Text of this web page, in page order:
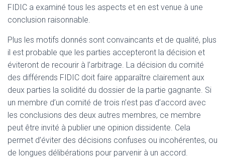
FIDIC a examiné tous les aspects et en est venue à une
conclusion raisonnable.
Plus les motifs donnés sont convaincants et de qualité, plus
il est probable que les parties accepteront la décision et
éviteront de recourir à l’arbitrage. La décision du comité
des différends FIDIC doit faire apparaître clairement aux
deux parties la solidité du dossier de la partie gagnante. Si
un membre d’un comité de trois n’est pas d’accord avec
les conclusions des deux autres membres, ce membre
peut être invité à publier une opinion dissidente. Cela
permet d’éviter des décisions confuses ou incohérentes, ou
de longues délibérations pour parvenir à un accord.